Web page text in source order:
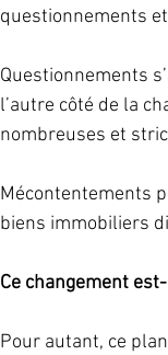
questionnements
Questionnements
l’autre côté de la
nombreuses et
Mécontentements
biens immobiliers
Ce changement
Pour autant, ce